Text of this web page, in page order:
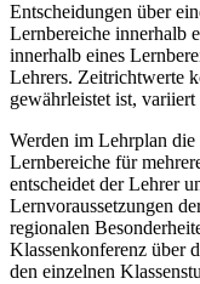
Entscheidungen über
Lernbereiche innerhalb
innerhalb eines
Lehrers. Zeitrichtwerte
gewährleistet ist, variiert
Werden im Lehrplan
Lernbereiche für
entscheidet der Lehrer
Lernvoraussetzungen
regionalen
Klassenkonferenz über
den einzelnen